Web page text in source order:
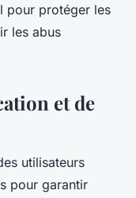
pour protéger les
les abus
et de
utilisateurs
pour garantir